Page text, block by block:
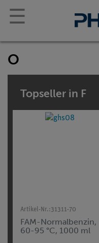
☰
O
Topseller in F
Artikel-Nr.:31311-70
FAM-Normalbenzin,
60-95 °C, 1000 ml